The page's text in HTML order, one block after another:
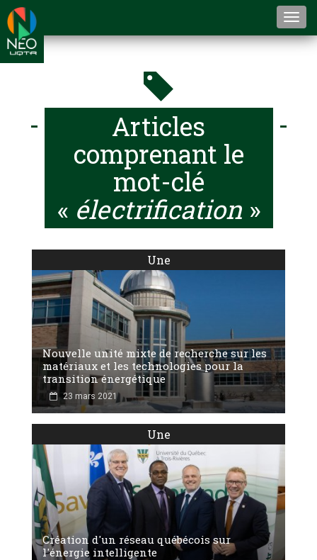
Articles
comprenant le
mot-clé
« électrification »
Une
Nouvelle unité mixte de recherche sur les
matériaux et les technologies pour la
transition énergétique
23 mars 2021
Une
Création d'un réseau québécois sur
l'énergie intelligente